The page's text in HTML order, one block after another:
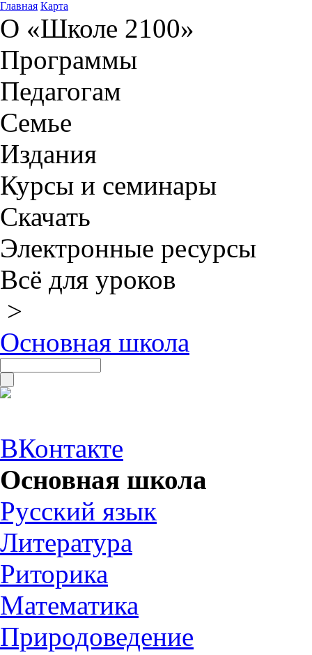
Главная Карта
О «Школе 2100»
Программы
Педагогам
Семье
Издания
Курсы и семинары
Скачать
Электронные ресурсы
Всё для уроков
>
Основная школа
ВКонтакте
Основная школа
Русский язык
Литература
Риторика
Математика
Природоведение